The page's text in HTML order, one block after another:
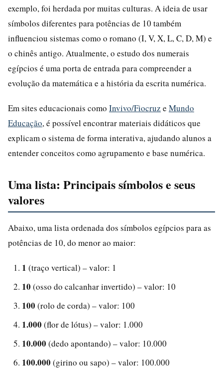
exemplo, foi herdada por muitas culturas. A ideia de usar
símbolos diferentes para potências de 10 também
influenciou sistemas como o romano (I, V, X, L, C, D, M) e
o chinês antigo. Atualmente, o estudo dos numerais
egípcios é uma porta de entrada para compreender a
evolução da matemática e a história da escrita numérica.
Em sites educacionais como Invivo/Fiocruz e Mundo
Educação, é possível encontrar materiais didáticos que
explicam o sistema de forma interativa, ajudando alunos a
entender conceitos como agrupamento e base numérica.
Uma lista: Principais símbolos e seus
valores
Abaixo, uma lista ordenada dos símbolos egípcios para as
potências de 10, do menor ao maior:
1 (traço vertical) – valor: 1
10 (osso do calcanhar invertido) – valor: 10
100 (rolo de corda) – valor: 100
1.000 (flor de lótus) – valor: 1.000
10.000 (dedo apontando) – valor: 10.000
100.000 (girino ou sapo) – valor: 100.000